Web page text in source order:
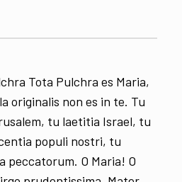
Tota Pulchra es Maria,
originalis non es in te. Tu
tu laetitia Israel, tu
populi nostri, tu
peccatorum. O Maria! O